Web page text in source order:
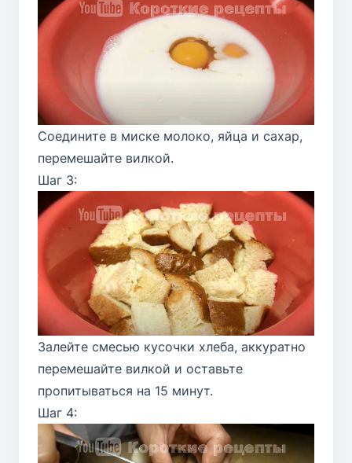
Соедините в миске молоко, яйца и сахар,
перемешайте вилкой.
Шаг 3:
Залейте смесью кусочки хлеба, аккуратно
перемешайте вилкой и оставьте
пропитываться на 15 минут.
Шаг 4: